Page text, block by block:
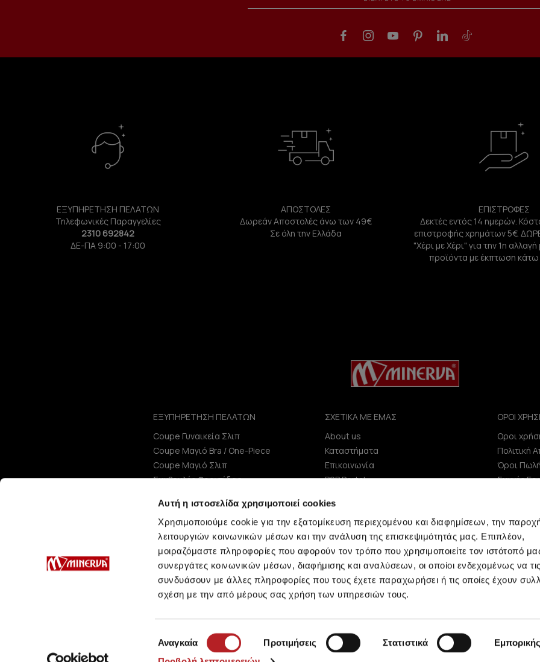
Αυτή η ιστοσελίδα χρησιμοποιεί cookies
Χρησιμοποιούμε cookie για την εξατομίκευση περιεχομένου και διαφημίσεων, την
λειτουργιών κοινωνικών μέσων και την ανάλυση της επισκεψιμότητάς μας. Επιπλέον,
μοιραζόμαστε πληροφορίες που αφορούν τον τρόπο που χρησιμοποιείτε τον ιστότοπό
συνεργάτες κοινωνικών μέσων, διαφήμισης και αναλύσεων, οι οποίοι ενδεχομένως να
συνδυάσουν με άλλες πληροφορίες που τους έχετε παραχωρήσει ή τις οποίες έχουν
σχέση με την από μέρους σας χρήση των υπηρεσιών τους.
συγκατάθεσης
Αναγκαία Προτιμήσεις Στατιστικά
ΕΞΥΠΗΡΕΤΗΣΗ ΠΕΛΑΤΩΝ
Τηλεφωνικές Παραγγελίες
2310 692842
ΔΕ-ΠΑ 9:00 - 17:00
ΑΠΟΣΤΟΛΕΣ
Δωρεάν Αποστολές άνω των 49€
Σε όλη την Ελλάδα
ΕΠΙΣΤΡΟΦΕΣ
Δεκτές εντός 14 ημερών.
επιστροφής χρημάτων 5€.
"Χέρι με Χέρι" για την 1η
προϊόντα με έκπτωση
ΕΞΥΠΗΡΕΤΗΣΗ ΠΕΛΑΤΩΝ
Coupe Γυναικεία Σλιπ
Coupe Μαγιό Bra / One-Piece
Coupe Μαγιό Σλιπ
Συμβουλές Φροντίδας
ΣΧΕΤΙΚΑ ΜΕ ΕΜΑΣ
About us
Καταστήματα
Επικοινωνία
B2B Portal
ΑΝΑΚΟΙΝΩΣΕΙΣ ΧΑΑ
Εταιρεία
ΟΡΟΙ
Οροι
Πολιτική
Όροι
Συχνές
Minerva © 2009 - 2026 Minerva, All rights reserved.